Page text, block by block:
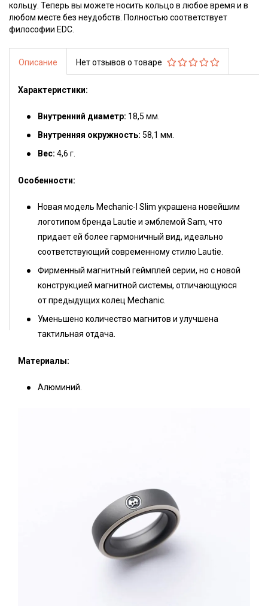
кольцу. Теперь вы можете носить кольцо в любое время и в
любом месте без неудобств. Полностью соответствует
философии EDC.
Описание Нет отзывов о товаре
Характеристики:
Внутренний диаметр: 18,5 мм.
Внутренняя окружность: 58,1 мм.
Вес: 4,6 г.
Особенности:
Новая модель Mechanic-I Slim украшена новейшим
логотипом бренда Lautie и эмблемой Sam, что
придает ей более гармоничный вид, идеально
соответствующий современному стилю Lautie.
Фирменный магнитный геймплей серии, но с новой
конструкцией магнитной системы, отличающуюся
от предыдущих колец Mechanic.
Уменьшено количество магнитов и улучшена
тактильная отдача.
Материалы:
Алюминий.